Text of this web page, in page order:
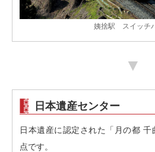
姨捨駅 スイッチ
▼
日本遺産センター
日本遺産に認定された「月の都
点です。